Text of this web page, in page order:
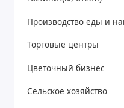
Производство еды и
Торговые центры
Цветочный бизнес
Сельское хозяйство